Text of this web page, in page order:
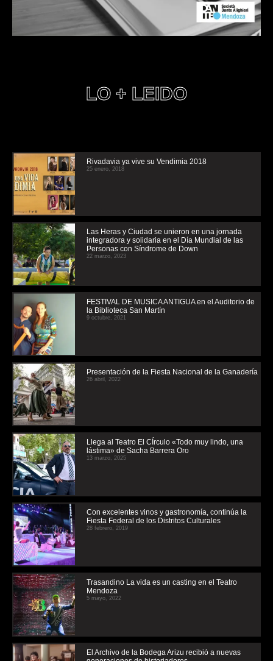
LO + LEIDO
Rivadavia ya vive su Vendimia 2018
25 enero, 2018
Las Heras y Ciudad se unieron en una jornada
integradora y solidaria en el Día Mundial de las
Personas con Síndrome de Down
22 marzo, 2023
FESTIVAL DE MUSICA ANTIGUA en el Auditorio de
la Biblioteca San Martín
9 octubre, 2021
Presentación de la Fiesta Nacional de la Ganadería
26 abril, 2022
Llega al Teatro El CÍrculo «Todo muy lindo, una
lástima» de Sacha Barrera Oro
13 marzo, 2025
Con excelentes vinos y gastronomía, continúa la
Fiesta Federal de los Distritos Culturales
28 febrero, 2019
Trasandino La vida es un casting en el Teatro
Mendoza
5 mayo, 2022
El Archivo de la Bodega Arizu recibió a nuevas